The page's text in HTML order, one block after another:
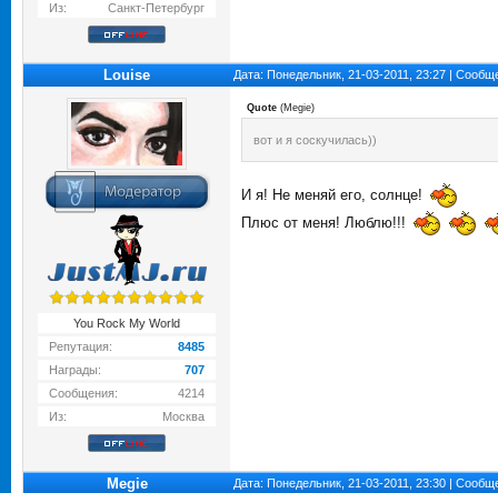
Из:
Санкт-Петербург
Louise Дата: Понедельник, 21-03-2011, 23:27 |
You Rock My World
Репутация:
8485
Награды:
707
Сообщения:
4214
Из:
Москва
Quote (Megie)
вот и я соскучилась))
И я! Не меняй его, солнце!
Плюс от меня! Люблю!!!
Megie Дата: Понедельник, 21-03-2011, 23:30 |